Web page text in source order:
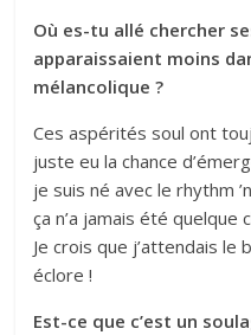
Où es-tu allé chercher
apparaissaient moins
mélancolique ?
Ces aspérités soul ont
juste eu la chance
je suis né avec le rhythm
ça n’a jamais été quelque
Je crois que j’attendais
éclore !
Est-ce que c’est un